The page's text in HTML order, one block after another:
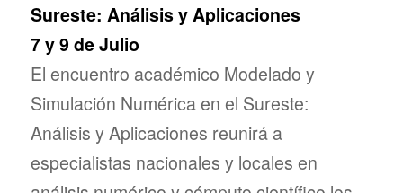
Sureste: Análisis y Aplicaciones
7 y 9 de Julio
El encuentro académico Modelado y
Simulación Numérica en el Sureste:
Análisis y Aplicaciones reunirá a
especialistas nacionales y locales en